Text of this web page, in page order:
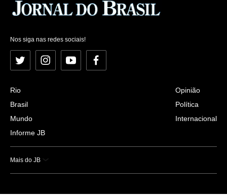
Nos siga nas redes sociais!
Twitter InstagramYouTubeFacebook
Rio
Brasil
Mundo
Informe JB
Opinião
Política
Internacional
Mais do JB
Esportes